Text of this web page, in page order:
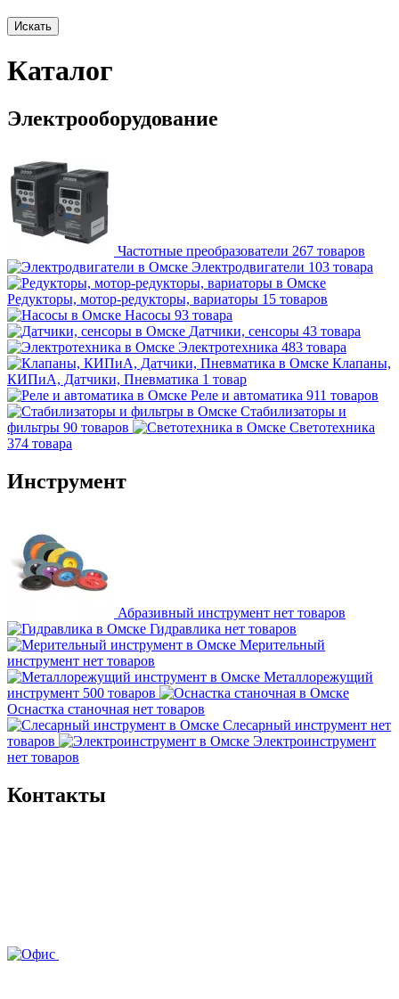
Искать
Каталог
Электрооборудование
Частотные преобразователи 267 товаров
Электродвигатели 103 товара
Редукторы, мотор-редукторы, вариаторы 15 товаров
Насосы 93 товара
Датчики, сенсоры 43 товара
Электротехника 483 товара
Клапаны,
КИПиА, Датчики, Пневматика 1 товар
Реле и автоматика 911 товаров
Стабилизаторы и
фильтры 90 товаров
Светотехника
374 товара
Инструмент
Абразивный инструмент нет товаров
Гидравлика нет товаров
Мерительный
инструмент нет товаров
Металлорежущий
инструмент 500 товаров
Оснастка станочная нет товаров
Слесарный инструмент нет
товаров
Электроинструмент
нет товаров
Контакты